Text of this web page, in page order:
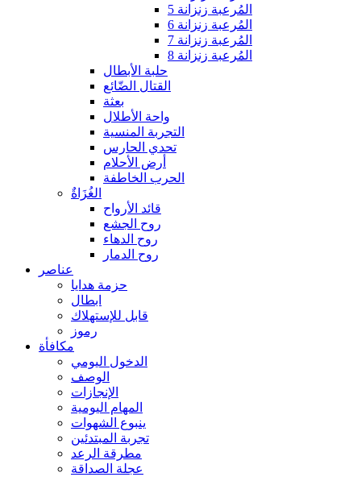
المُرعبة زنزانة 5
المُرعبة زنزانة 6
المُرعبة زنزانة 7
المُرعبة زنزانة 8
حلبة الأبطال
القتال الضّائع
بعثة
واحة الأطلال
التجربة المنسية
تحدي الحارس
أرض الأحلام
الحرب الخاطفة
الغُزَاةٌ
قائد الأرواح
روح الجشع
روح الدهاء
روح الدمار
عناصر
حزمة هدايا
ابطال
قابل للإستهلاك
رموز
مكافأة
الدخول اليومي
الوصف
الإنجازات
المهام اليومية
ينبوع الشهوات
تجربة المبتدئين
مطرقة الرعد
عجلة الصداقة